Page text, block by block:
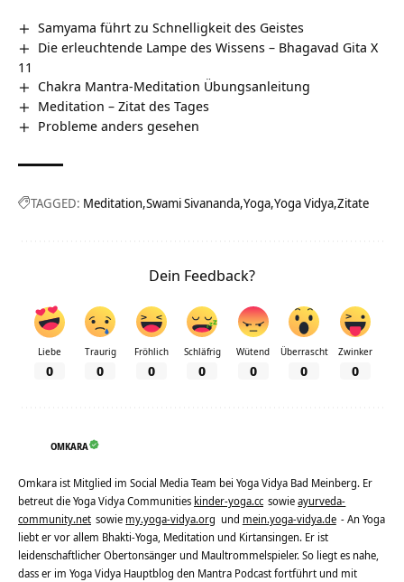
Samyama führt zu Schnelligkeit des Geistes
Die erleuchtende Lampe des Wissens – Bhagavad Gita X
11
Chakra Mantra-Meditation Übungsanleitung
Meditation – Zitat des Tages
Probleme anders gesehen
TAGGED: Meditation Swami Sivananda Yoga Yoga Vidya Zitate
Dein Feedback?
Liebe
0
Traurig
0
Fröhlich
0
Schläfrig
0
Wütend
0
Überrascht
0
Zwinker
0
OMKARA
Omkara ist Mitglied im Social Media Team bei Yoga Vidya Bad Meinberg. Er
betreut die Yoga Vidya Communities kinder-yoga.cc sowieayurveda-
community.net sowie my.yoga-vidya.org und mein.yoga-vidya.de - An Yoga
liebt er vor allem Bhakti-Yoga, Meditation und Kirtansingen. Er ist
leidenschaftlicher Obertonsänger und Maultrommelspieler. So liegt es nahe,
dass er im Yoga Vidya Hauptblog den Mantra Podcast fortführt und mit